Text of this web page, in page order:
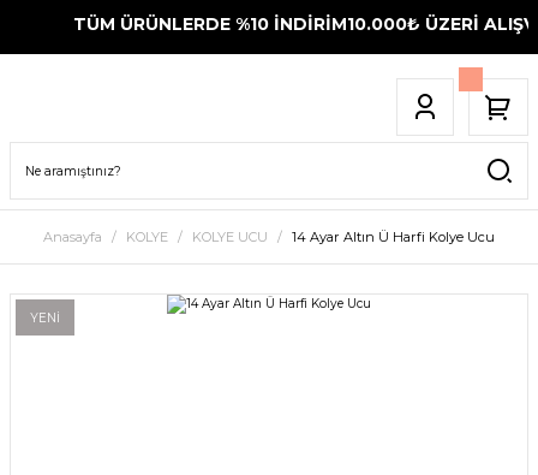
TÜM ÜRÜNLERDE %10 İNDİRİM10.000₺ ÜZERİ
Anasayfa KOLYE KOLYE UCU 14 Ayar Altın Ü Harfi Kolye Ucu
YENİ